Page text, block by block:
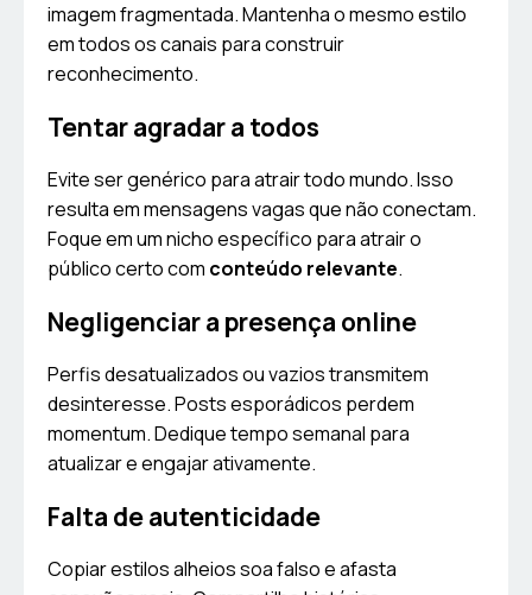
imagem fragmentada. Mantenha o mesmo estilo
em todos os canais para construir
reconhecimento.
Tentar agradar a todos
Evite ser genérico para atrair todo mundo. Isso
resulta em mensagens vagas que não conectam.
Foque em um nicho específico para atrair o
público certo com conteúdo relevante.
Negligenciar a presença online
Perfis desatualizados ou vazios transmitem
desinteresse. Posts esporádicos perdem
momentum. Dedique tempo semanal para
atualizar e engajar ativamente.
Falta de autenticidade
Copiar estilos alheios soa falso e afasta